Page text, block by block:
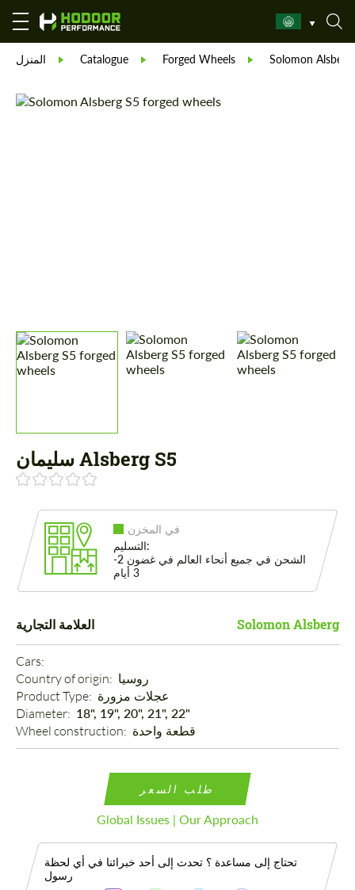
المنزل Catalogue Forged Wheels Solomon Alsberg
سليمان Alsberg S5
في المخزن
التسليم:
الشحن في جميع أنحاء العالم في غضون 2-
3 أيام
العلامة التجارية Solomon Alsberg
Cars:
Country of origin: روسيا
Product Type: عجلات مزورة
Diameter: 18", 19", 20", 21", 22"
Wheel construction: قطعة واحدة
طلب السعر
Global Issues | Our Approach
تحتاج إلى مساعدة ؟ تحدث إلى أحد خبرائنا في أي لحظة
رسول